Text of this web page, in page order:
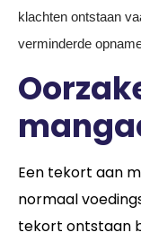
klachten ontstaan
verminderde
Een tekort aan
normaal
tekort ontstaan